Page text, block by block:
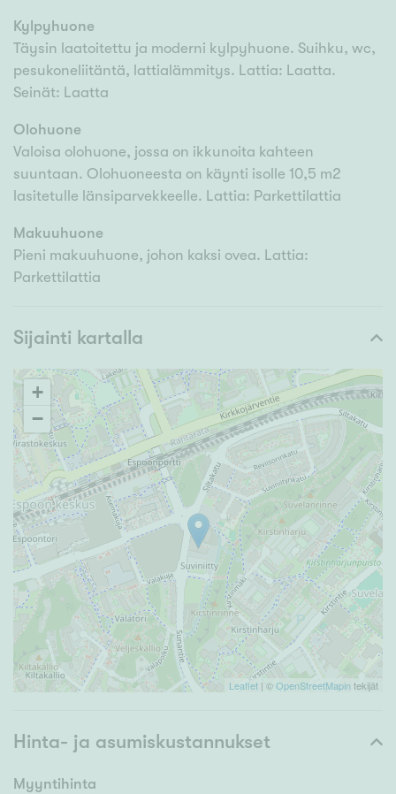
Kylpyhuone
Täysin laatoitettu ja moderni kylpyhuone. Suihku, wc,
pesukoneliitäntä, lattialämmitys. Lattia: Laatta.
Seinät: Laatta
Olohuone
Valoisa olohuone, jossa on ikkunoita kahteen
suuntaan. Olohuoneesta on käynti isolle 10,5 m2
lasitetulle länsiparvekkeelle. Lattia: Parkettilattia
Makuuhuone
Pieni makuuhuone, johon kaksi ovea. Lattia:
Parkettilattia
Sijainti kartalla
+
−
Leaflet | ©OpenStreetMapintekijät
Hinta- ja asumiskustannukset
Myyntihinta